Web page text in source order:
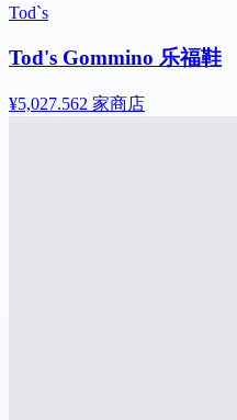
Tod`s
Tod's Gommino 乐福鞋
¥5,027.562 家商店